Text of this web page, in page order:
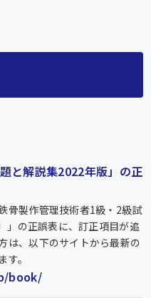
と解説集2022年版」の正
骨製作管理技術者1級・2級試
」の正誤表に、訂正項目が追
は、以下のサイトから最新の
。
book/